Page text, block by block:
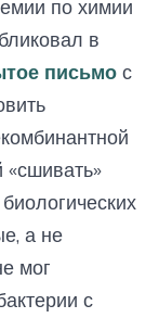
по химии
в
письмо с
а не
мог
с